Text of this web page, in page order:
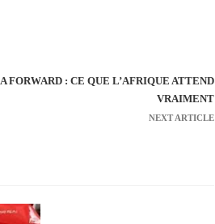
FORWARD : CE QUE L’AFRIQUE ATTEND
VRAIMENT
NEXT ARTICLE